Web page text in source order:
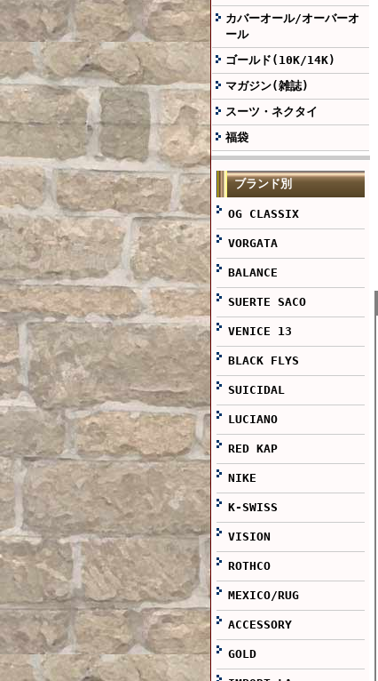
カバーオール/オーバーオ
ール
ゴールド(10K/14K)
マガジン(雑誌)
スーツ・ネクタイ
福袋
ブランド別
OG CLASSIX
VORGATA
BALANCE
SUERTE SACO
VENICE 13
BLACK FLYS
SUICIDAL
LUCIANO
RED KAP
NIKE
K-SWISS
VISION
ROTHCO
MEXICO/RUG
ACCESSORY
GOLD